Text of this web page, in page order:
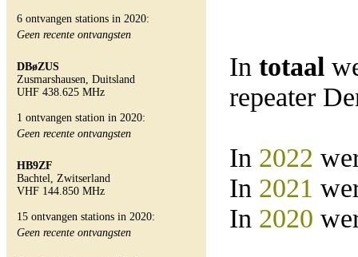
6 ontvangen stations in 2020:
Geen recente ontvangsten
DBøZUS
Zusmarshausen, Duitsland
UHF 438.625 MHz
1 ontvangen station in 2020:
Geen recente ontvangsten
HB9ZF
Bachtel, Zwitserland
VHF 144.850 MHz
15 ontvangen stations in 2020:
Geen recente ontvangsten
In totaal
repeater
In 2022
In 2021
In 2020